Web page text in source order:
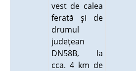
vest de calea
ferată şi de
drumul
judeţean
DN58B, la
cca. 4 km de